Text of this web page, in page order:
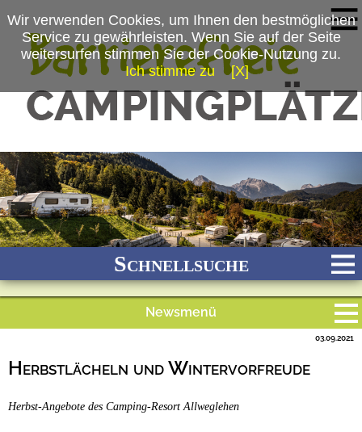
(c) Camping-Resort AllweglehenSchnellsuche
Ganzjährig geöffnet
Newsmenü
Campingplätze
Camping & Caravan
Herbstlächeln und Wintervorfreude
03.09.2021
Herbst-Angebote des Camping-Resort Allweglehen
Wir verwenden Cookies, um Ihnen den bestmöglichen
Service zu gewährleisten. Wenn Sie auf der Seite
weitersurfen stimmen Sie der Cookie-Nutzung zu.
Ich stimme zu
[X]